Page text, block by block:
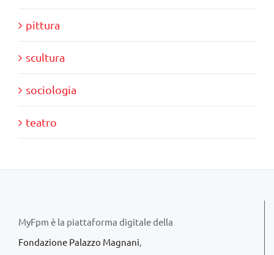
pittura
scultura
sociologia
teatro
MyFpm è la piattaforma digitale della
Fondazione Palazzo Magnani,